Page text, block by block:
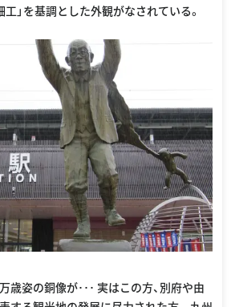
工」を基調とした外観がなされている。
歳姿の銅像が･･･ 実はこの方、別府や由